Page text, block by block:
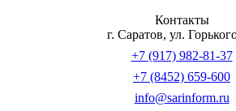
Контакты
г. Саратов, ул.
+7 (917) 982-81-37
+7 (8452) 659-600
info@sarinform.ru